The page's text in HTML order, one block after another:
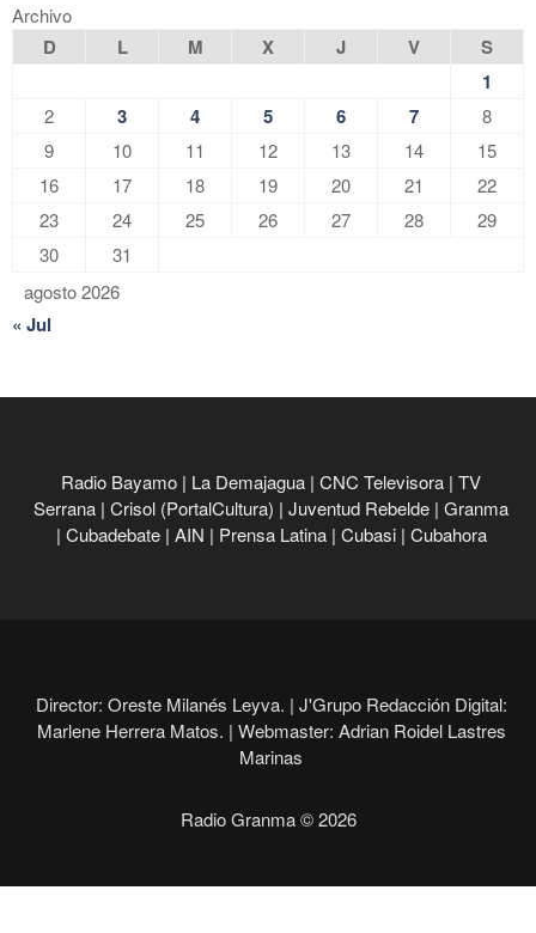
Archivo
agosto 2026
D L M X J V
S
1
2 3 4 5 6 7
8
9
10 11 12 13 14
15
16
17 18 19 20 21
22
23
24 25 26 27 28
29
30
31
« Jul
Radio Bayamo | La Demajagua | CNC Televisora | TV
Serrana | Crisol (PortalCultura) | Juventud Rebelde | Granma
| Cubadebate | AIN | Prensa Latina | Cubasi | Cubahora
Director: Oreste Milanés Leyva. | J'Grupo Redacción Digital:
Marlene Herrera Matos. | Webmaster: Adrian Roidel Lastres
Marinas
Radio Granma © 2026